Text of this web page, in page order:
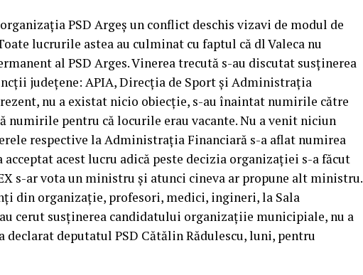
PSD Argeş un conflict deschis vizavi de modul de
lucrurile astea au culminat cu faptul că dl Valeca nu
al PSD Arges. Vinerea trecută s-au discutat susţinerea
judeţene: APIA, Direcţia de Sport şi Administraţia
nu a existat nicio obiecţie, s-au înaintat numirile către
numirile pentru că locurile erau vacante.Nu a venit niciun
respective la Administraţia Financiară s-a aflat numirea
acceptat acest lucru adică peste decizia organizaţiei s-a făcut
s-ar vota un ministru şi atunci cineva ar propune alt ministru.
din organizaţie, profesori, medici, ingineri, la Sala
cerut susţinerea candidatului organizaţiie municipiale, nu a
declarat deputatul PSD Cătălin Rădulescu, luni, pentru